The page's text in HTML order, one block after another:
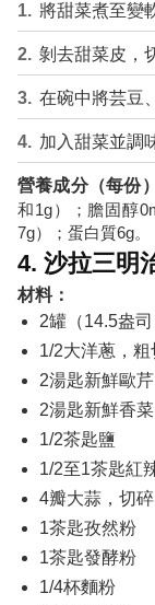
將甜菜煮至變
剝去甜菜皮，
在碗中將芸豆
加入甜菜並調
營養成分（每份
和1g）；膽固醇
7g）；蛋白質6g。
4. 沙拉三明
材料：
2罐（14.5盎
1/2大洋蔥，粗
2湯匙新鮮歐
2湯匙新鮮香
1/2茶匙鹽
1/2至1茶匙紅
4瓣大蒜，切碎
1茶匙孜然粉
1茶匙發酵粉
1/4杯麵粉